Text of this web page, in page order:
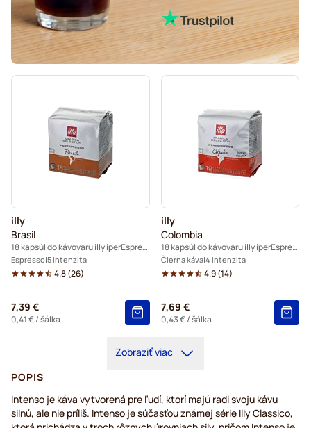
illy
Brasil
18 kapsúl do kávovaru illy iperEspresso
Espresso 5 Intenzita
4.8(26)
7,39 €
0,41 €/ šálka
illy
Colombia
18 kapsúl do kávovaru illy iperEspresso
Čierna káva 4 Intenzita
4.9(14)
7,69 €
0,43 €/ šálka
Zobraziť viac
POPIS
Intenso je káva vytvorená pre ľudí, ktorí majú radi svoju kávu
silnú, ale nie príliš. Intenso je súčasťou známej série Illy Classico,